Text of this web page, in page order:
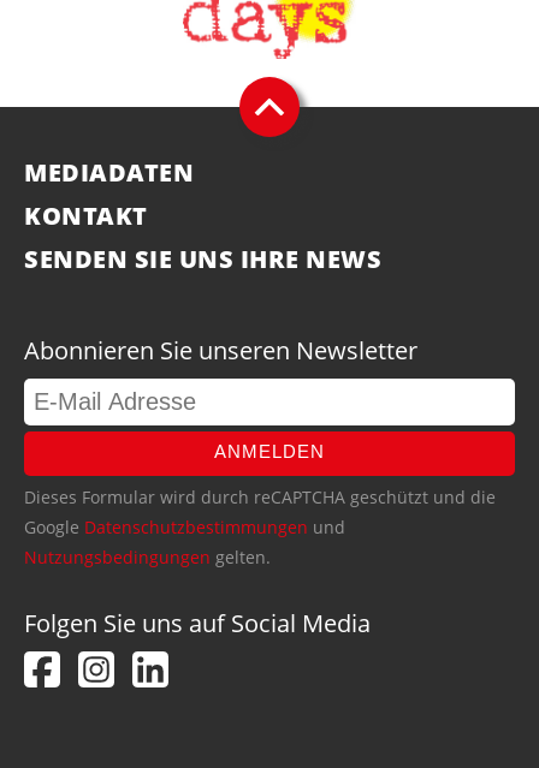
MEDIADATEN
KONTAKT
SENDEN SIE UNS IHRE NEWS
Abonnieren Sie unseren Newsletter
ANMELDEN
Dieses Formular wird durch reCAPTCHA geschützt und die
Google Datenschutzbestimmungen und
Nutzungsbedingungen gelten.
Folgen Sie uns auf Social Media